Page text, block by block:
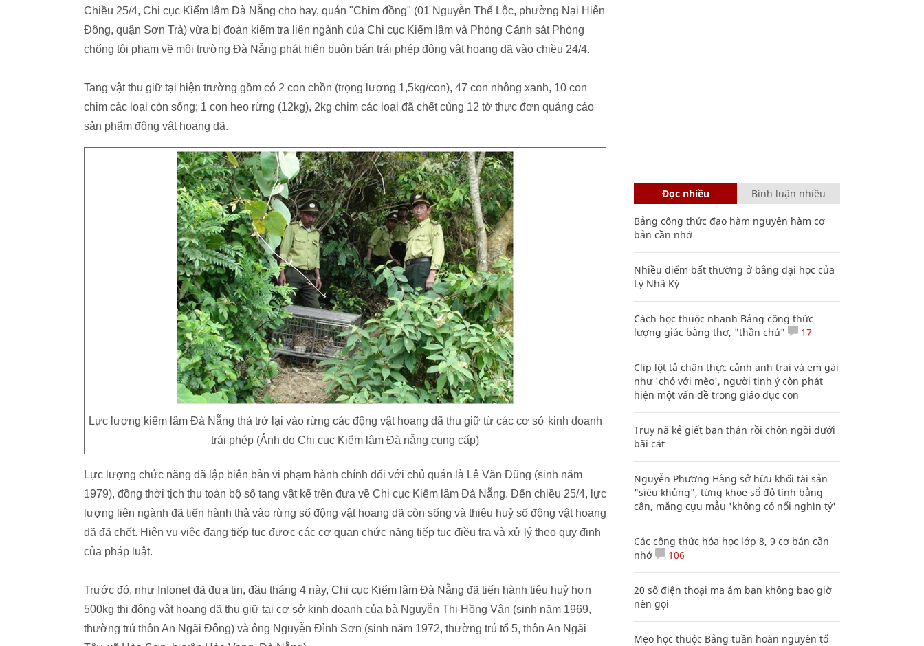
Chiều 25/4, Chi cục Kiểm lâm Đà Nẵng cho hay, quán "Chim đồng" (01 Nguyễn Thế Lộc, phường Nại Hiên
Đông, quận Sơn Trà) vừa bị đoàn kiểm tra liên ngành của Chi cục Kiểm lâm và Phòng Cảnh sát Phòng
chống tội phạm về môi trường Đà Nẵng phát hiện buôn bán trái phép động vật hoang dã vào chiều 24/4.
Tang vật thu giữ tại hiện trường gồm có 2 con chồn (trọng lượng 1,5kg/con), 47 con nhông xanh, 10 con
chim các loại còn sống; 1 con heo rừng (12kg), 2kg chim các loại đã chết cùng 12 tờ thực đơn quảng cáo
sản phẩm động vật hoang dã.
Lực lượng kiểm lâm Đà Nẵng thả trở lại vào rừng các động vật hoang dã thu giữ từ các cơ sở kinh doanh
trái phép (Ảnh do Chi cục Kiểm lâm Đà nẵng cung cấp)
Lực lượng chức năng đã lập biên bản vi phạm hành chính đối với chủ quán là Lê Văn Dũng (sinh năm
1979), đồng thời tịch thu toàn bộ số tang vật kể trên đưa về Chi cục Kiểm lâm Đà Nẵng. Đến chiều 25/4, lực
lượng liên ngành đã tiến hành thả vào rừng số động vật hoang dã còn sống và thiêu huỷ số động vật hoang
dã đã chết. Hiện vụ việc đang tiếp tục được các cơ quan chức năng tiếp tục điều tra và xử lý theo quy định
của pháp luật.
Trước đó, như Infonet đã đưa tin, đầu tháng 4 này, Chi cục Kiểm lâm Đà Nẵng đã tiến hành tiêu huỷ hơn
500kg thị động vật hoang dã thu giữ tại cơ sở kinh doanh của bà Nguyễn Thị Hồng Vân (sinh năm 1969,
thường trú thôn An Ngãi Đông) và ông Nguyễn Đình Sơn (sinh năm 1972, thường trú tổ 5, thôn An Ngãi
Đọc nhiều Bình luận nhiều
Bảng công thức đạo hàm nguyên hàm cơ
bản cần nhớ
Nhiều điểm bất thường ở bằng đại học của
Lý Nhã Kỳ
Cách học thuộc nhanh Bảng công thức
lượng giác bằng thơ, "thần chú"
17
Clip lột tả chân thực cảnh anh trai và em gái
như 'chó với mèo', người tinh ý còn phát
hiện một vấn đề trong giáo dục con
Truy nã kẻ giết bạn thân rồi chôn ngồi dưới
bãi cát
Nguyễn Phương Hằng sở hữu khối tài sản
"siêu khủng", từng khoe sổ đỏ tính bằng
cân, mắng cựu mẫu 'không có nổi nghìn tỷ'
Các công thức hóa học lớp 8, 9 cơ bản cần
nhớ
106
20 số điện thoại ma ám bạn không bao giờ
nên gọi
Mẹo học thuộc Bảng tuần hoàn nguyên tố